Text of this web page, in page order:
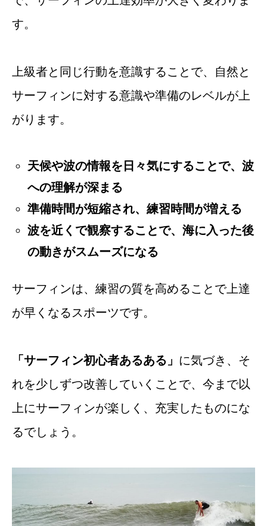
す。
上級者と同じ行動を意識することで、自然と
サーフィンに対する意識や準備のレベルが上
がります。
天候や波の情報を日々気にすることで、波
への理解が深まる
準備時間が短縮され、練習時間が増える
波を近くで観察することで、海に入った後
の動きがスムーズになる
サーフィンは、練習の質を高めることで上達
が早くなるスポーツです。
「サーフィン初心者あるある」 に気づき、そ
れを少しずつ改善していくことで、今まで以
上にサーフィンが楽しく、充実したものにな
るでしょう。